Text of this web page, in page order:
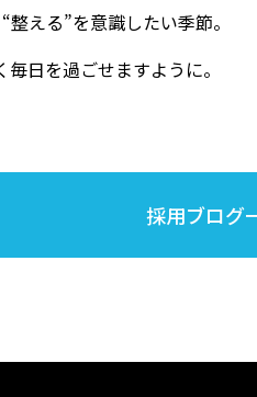
整える”を意識したい季節。
日を過ごせますように。
採用ブログ